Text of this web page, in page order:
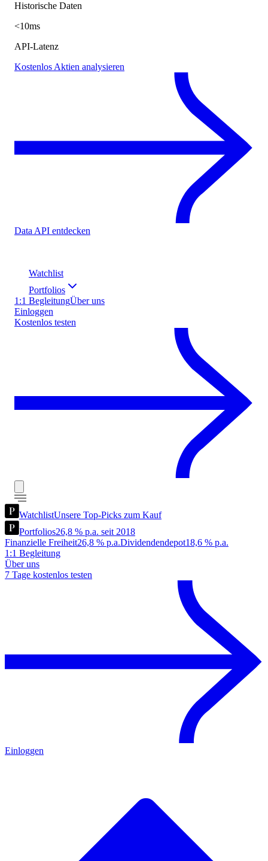
Historische Daten
<10ms
API-Latenz
Kostenlos Aktien analysieren
Data API entdecken
Watchlist
Portfolios
1:1 BegleitungÜber uns
Einloggen
Kostenlos testen
WatchlistUnsere Top-Picks zum Kauf
Portfolios26,8 % p.a. seit 2018
Finanzielle Freiheit26,8 % p.a.Dividendendepot18,6 % p.a.
1:1 Begleitung
Über uns
7 Tage kostenlos testen
Einloggen